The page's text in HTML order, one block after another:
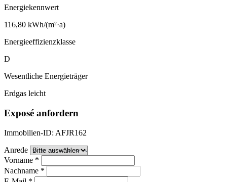
Energiekennwert
116,80 kWh/(m²·a)
Energieeffizienzklasse
D
Wesentliche Energieträger
Erdgas leicht
Exposé anfordern
Immobilien-ID: AFJR162
Anrede
Vorname *
Nachname *